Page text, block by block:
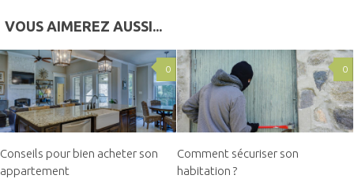
VOUS AIMEREZ AUSSI...
0
Conseils pour bien acheter son
appartement
0
Comment sécuriser son
habitation ?